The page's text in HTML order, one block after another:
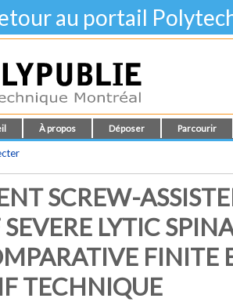
au portail
À propos Déposer Parcourir
SCREW-
LYTIC
FINITE
TECHNIQUE